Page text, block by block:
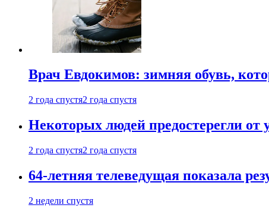
Врач Евдокимов: зимняя обувь,
2 года спустя2 года спустя
Некоторых людей предостерегли от
2 года спустя2 года спустя
64-летняя телеведущая показала
2 недели спустя